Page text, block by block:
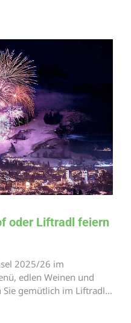
oder Liftradl feiern
2025/26 im
edlen Weinen und
Sie gemütlich im Liftradl…